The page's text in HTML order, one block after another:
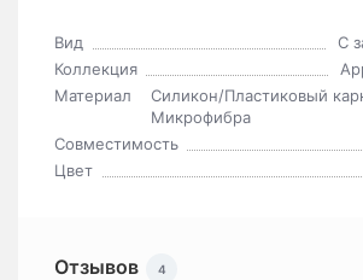
Вид
C
Коллекция
Материал
Силикон/Пластиковый
Микрофибра
Совместимость
Цвет
Отзывов 4